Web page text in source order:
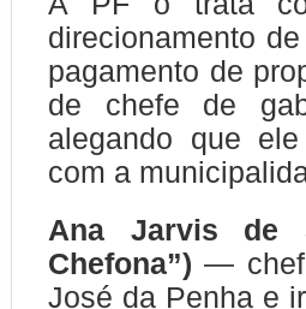
direcionamento
pagamento de
de chefe de
alegando que
com a
Ana Jarvis de
Chefona”) —
José da Penha e